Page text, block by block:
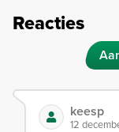
Reacties
keesp
12